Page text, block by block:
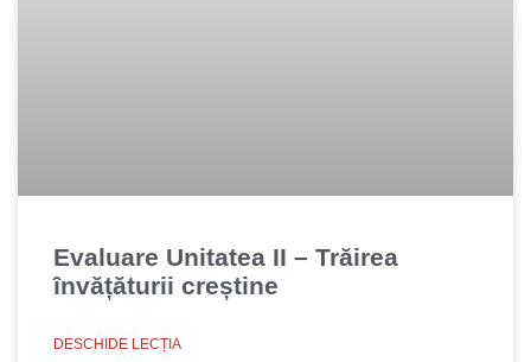
Evaluare Unitatea II – Trăirea
învățăturii creștine
DESCHIDE LECȚIA